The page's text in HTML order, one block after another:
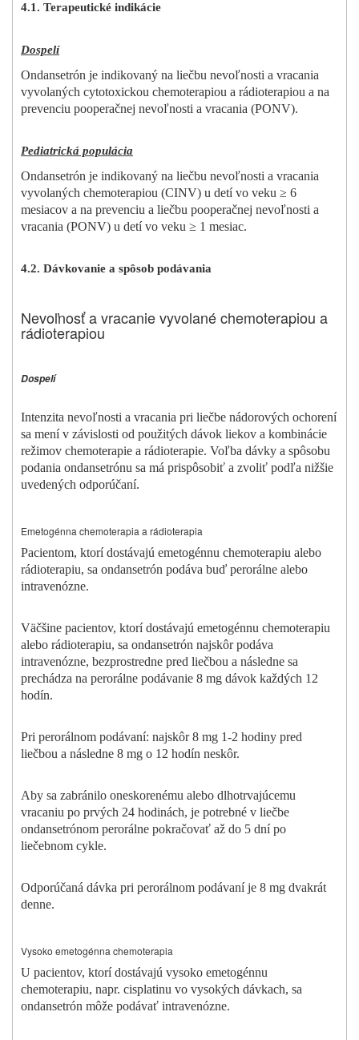
4.1. Terapeutické indikácie
Dospelí
Ondansetrón je indikovaný na liečbu nevoľnosti a vracania
vyvolaných cytotoxickou chemoterapiou a rádioterapiou a na
prevenciu pooperačnej nevoľnosti a vracania (PONV).
Pediatrická populácia
Ondansetrón je indikovaný na liečbu nevoľnosti a vracania
vyvolaných chemoterapiou (CINV) u detí vo veku ≥ 6
mesiacov a na prevenciu a liečbu pooperačnej nevoľnosti a
vracania (PONV) u detí vo veku ≥ 1 mesiac.
4.2. Dávkovanie a spôsob podávania
Nevoľnosť a vracanie vyvolané chemoterapiou a
rádioterapiou
Dospelí
Intenzita nevoľnosti a vracania pri liečbe nádorových ochorení
sa mení v závislosti od použitých dávok liekov a kombinácie
režimov chemoterapie a rádioterapie. Voľba dávky a spôsobu
podania ondansetrónu sa má prispôsobiť a zvoliť podľa nižšie
uvedených odporúčaní.
Emetogénna chemoterapia a rádioterapia
Pacientom, ktorí dostávajú emetogénnu chemoterapiu alebo
rádioterapiu, sa ondansetrón podáva buď perorálne alebo
intravenózne.
Väčšine pacientov, ktorí dostávajú emetogénnu chemoterapiu
alebo rádioterapiu, sa ondansetrón najskôr podáva
intravenózne, bezprostredne pred liečbou a následne sa
prechádza na perorálne podávanie 8 mg dávok každých 12
hodín.
Pri perorálnom podávaní: najskôr 8 mg 1-2 hodiny pred
liečbou a následne 8 mg o 12 hodín neskôr.
Aby sa zabránilo oneskorenému alebo dlhotrvajúcemu
vracaniu po prvých 24 hodinách, je potrebné v liečbe
ondansetrónom perorálne pokračovať až do 5 dní po
liečebnom cykle.
Odporúčaná dávka pri perorálnom podávaní je 8 mg dvakrát
denne.
Vysoko emetogénna chemoterapia
U pacientov, ktorí dostávajú vysoko emetogénnu
chemoterapiu, napr. cisplatinu vo vysokých dávkach, sa
ondansetrón môže podávať intravenózne.